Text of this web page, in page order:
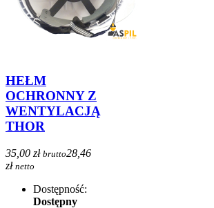
HEŁM
OCHRONNY Z
WENTYLACJĄ
THOR
35,00 zł brutto28,46
zł netto
Dostępność:
Dostępny